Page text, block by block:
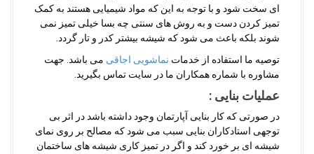
ای سخت شود و با توجه به این که مواد شیمیایی هستند به کمک
تمیز کردن دست و به روش های سنتی چه بسا خیلی تمیز نمی
شوند بلکه باعث می شود که شیشه بیشتر کدر و تار گردد.
توصیه ما استفاده از خدمات نماشویی اجاقی می باشد. جهت
مشاوره با شماره همکاران ما در سایت تماس بگیرید.
عملیات بنایی :
در صورتی که کار بنایی آپارتمان وجود داشته باشد در اثر بی
توجهی استادکاران بنایی سبب می شود که مصالح بر روی نمای
شیشه ای بر خورد کند و اگر در تمیز کاری شیشه های ساختمان